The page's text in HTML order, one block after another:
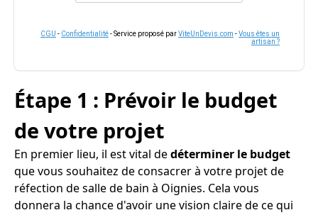
CGU - Confidentialité- Service proposé parViteUnDevis.com -Vous êtes un
artisan ?
Étape 1 : Prévoir le budget
de votre projet
En premier lieu, il est vital dedéterminer le budget
que vous souhaitez de consacrer à votre projet de
réfection de salle de bain à Oignies. Cela vous
donnera la chance d'avoir une vision claire de ce qui